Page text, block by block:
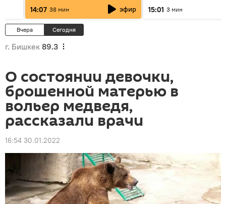
14:07 38 мин эфир 15:01 3 мин
Вчера Сегодня
г. Бишкек 89.3
О состоянии девочки,
брошенной матерью в
вольер медведя,
рассказали врачи
16:54 30.01.2022